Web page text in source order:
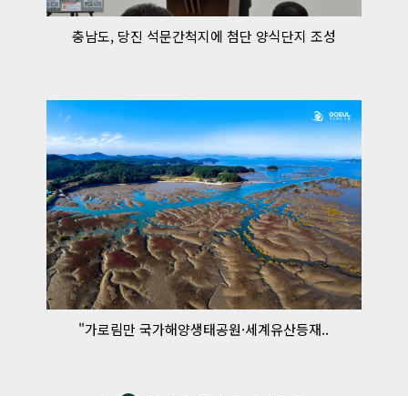
충남도, 당진 석문간척지에 첨단 양식단지 조성
"가로림만 국가해양생태공원·세계유산등재..